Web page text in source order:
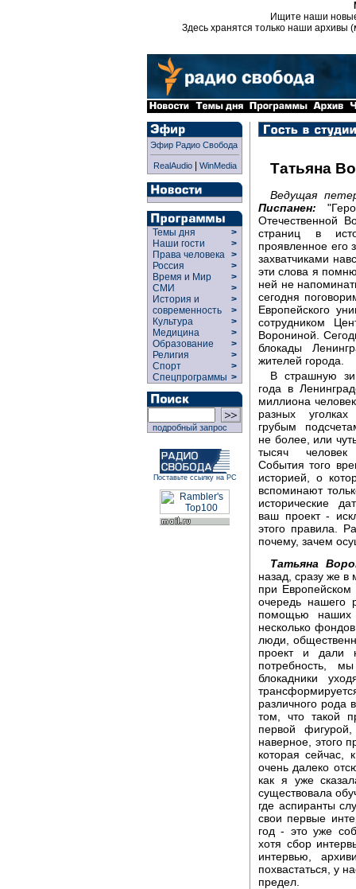
Ищите наши
Здесь хранятся только наши архивы
Эфир Радио Свобода
RealAudio| WinMedia
Темы дня
>
Наши гости
>
Права человека >
Россия
>
Время и Мир
>
СМИ
>
История и
современность
>
>
Культура
>
Медицина
>
Образование
>
Религия
>
Спорт
>
Спецпрограммы >
подробный запрос
Поставьте ссылку на РС
Татьяна
Ведущая
Писпанен:
Отечественной
страниц в
проявленное его
захватчиками
эти слова я
ней не
сегодня
Европейского
сотрудником
Ворониной.
блокады
жителей города.
В страшную
года в
миллиона
разных
грубым
не более, или
тысяч
События того
историей, о
вспоминают
исторические
ваш проект -
этого правила.
почему, зачем
Татьяна
назад, сразу же в
при
очередь нашего
помощью наших
несколько
люди,
проект и дали
потребность,
блокадники
различного рода
том, что такой
первой
наверное, этого
которая сейчас,
очень далеко
как я уже
существовала
где аспиранты
свои первые
год - это уже
хотя сбор
интервью,
похвастаться, у
предел.